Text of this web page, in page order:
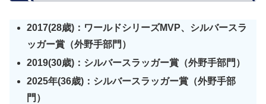
2017(28歳)：ワールドシリーズMVP、シルバースラ
ッガー賞（外野手部門）
2019(30歳)：シルバースラッガー賞（外野手部門）
2025年(36歳)：シルバースラッガー賞（外野手部
門）